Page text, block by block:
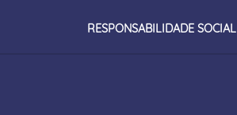
RESPONSABILIDADE SOCIAL